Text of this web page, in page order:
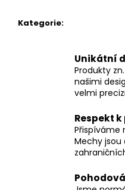
Kategorie:
Unikátní
Produkty
našimi
velmi
Respekt
Přispíváme
Mechy jsou